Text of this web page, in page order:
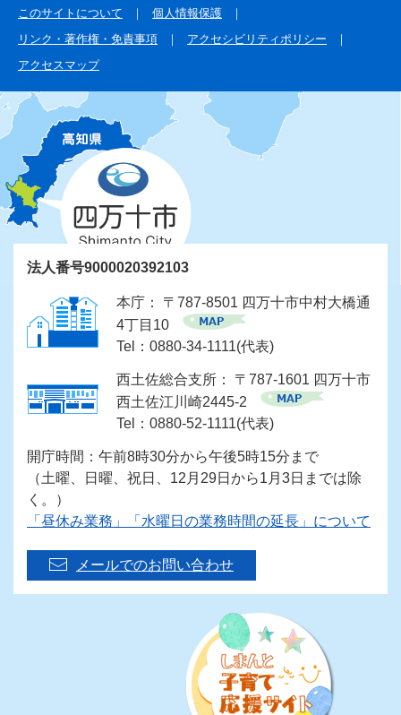
このサイトについて
個人情報保護
リンク・著作権・免責事項
アクセシビリティポリシー
アクセスマップ
法人番号9000020392103
本庁： 〒787-8501 四万十市中村大橋通
4丁目10
Tel：0880-34-1111(代表)
西土佐総合支所： 〒787-1601 四万十市
西土佐江川崎2445-2
Tel：0880-52-1111(代表)
開庁時間：午前8時30分から午後5時15分まで
（土曜、日曜、祝日、12月29日から1月3日までは除
く。）
「昼休み業務」「水曜日の業務時間の延長」について
メールでのお問い合わせ